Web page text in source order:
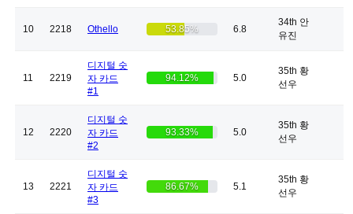
10 2218 Othello 53.85% 6.8
34th 안
유진
11 2219
디지털 숫
자 카드
#1
94.12% 5.0
35th 황
선우
12 2220
디지털 숫
자 카드
#2
93.33% 5.0
35th 황
선우
13 2221
디지털 숫
자 카드
#3
86.67% 5.1
35th 황
선우